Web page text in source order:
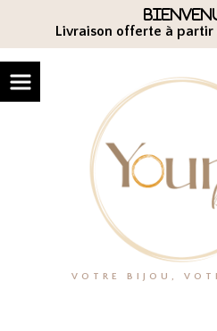
Livraison offerte à partir
VOTRE BIJOU,
Panneau de gestion des cookies